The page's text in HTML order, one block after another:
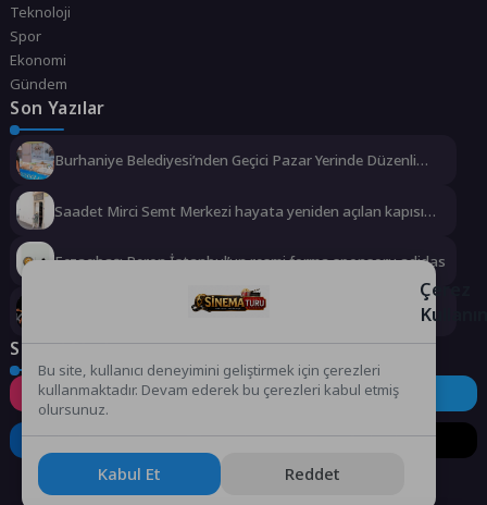
Teknoloji
Spor
Ekonomi
Gündem
Son Yazılar
Burhaniye Belediyesi’nden Geçici Pazar Yerinde Düzenli
Saadet Mirci Semt Merkezi hayata yeniden açılan kapısı
Eczacıbaşı Peron İstanbul’un resmi forma sponsoru adidas
Türk Dünyası’nın Kalbi Keçiören’de Attı
Sosyal Medya
Instagram Facebook Twitter
LinkedIn YouTube TikTok
Çerez
Bu site, kullanıcı deneyimini geliştirmek için çerezleri
kullanmaktadır. Devam ederek bu çerezleri kabul etmiş
olursunuz.
Kabul Et Reddet